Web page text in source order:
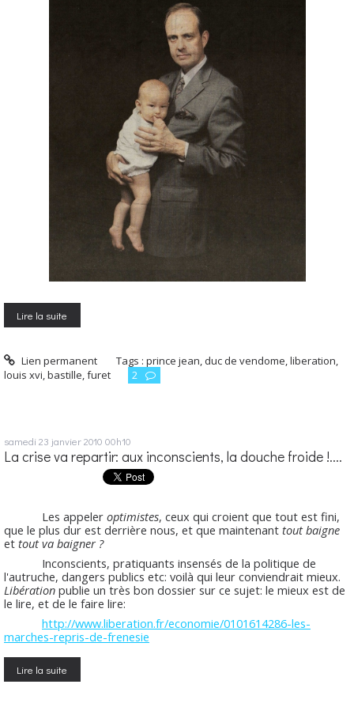
Lire la suite
Lien permanent Tags :prince jean, duc de vendome,liberation,
louis xvi,bastille,furet 2
samedi 23 janvier 2010 00h10
La crise va repartir: aux inconscients, la douche froide !....
Les appeler optimistes, ceux qui croient que tout est fini,
que le plus dur est derrière nous, et que maintenant tout baigne
et tout va baigner ?
Inconscients, pratiquants insensés de la politique de
l'autruche, dangers publics etc: voilà qui leur conviendrait mieux.
Libération publie un très bon dossier sur ce sujet: le mieux est de
le lire, et de le faire lire:
http://www.liberation.fr/economie/0101614286-les-
marches-repris-de-frenesie
Lire la suite